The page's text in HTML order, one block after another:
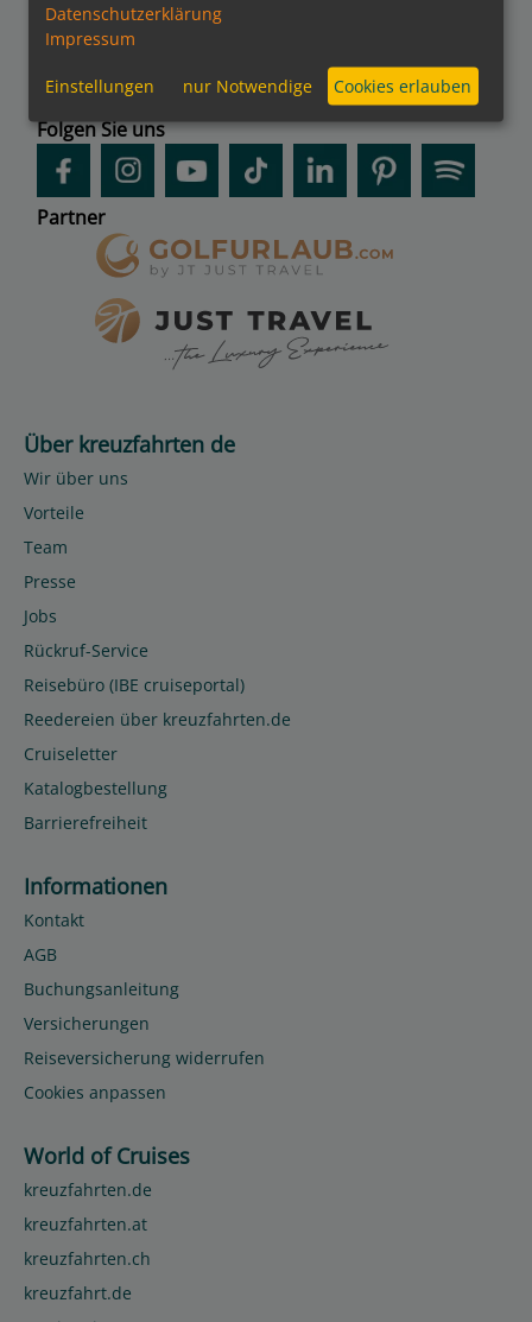
kreuzfahrten.de APP
Folgen Sie uns
Partner
Über kreuzfahrten de
Wir über uns
Vorteile
Team
Presse
Jobs
Rückruf-Service
Reisebüro (IBE cruiseportal)
Reedereien über kreuzfahrten.de
Cruiseletter
Katalogbestellung
Barrierefreiheit
Informationen
Kontakt
AGB
Buchungsanleitung
Versicherungen
Reiseversicherung widerrufen
Cookies anpassen
World of Cruises
kreuzfahrten.de
kreuzfahrten.at
kreuzfahrten.ch
kreuzfahrt.de
Datenschutzerklärung
Impressum
Einstellungen nur Notwendige Cookies erlauben